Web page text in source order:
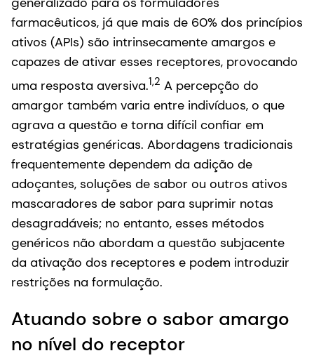
farmacêuticos, já que mais de 60% dos princípios
ativos (APIs) são intrinsecamente amargos e
capazes de ativar esses receptores, provocando
uma resposta aversiva.1,2 A percepção do
amargor também varia entre indivíduos, o que
agrava a questão e torna difícil confiar em
estratégias genéricas. Abordagens tradicionais
frequentemente dependem da adição de
adoçantes, soluções de sabor ou outros ativos
mascaradores de sabor para suprimir notas
desagradáveis; no entanto, esses métodos
genéricos não abordam a questão subjacente
da ativação dos receptores e podem introduzir
restrições na formulação.
Atuando sobre o sabor amargo
no nível do receptor